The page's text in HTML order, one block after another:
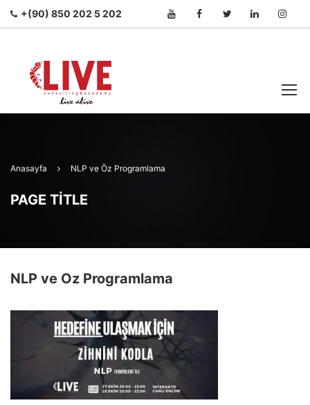
+(90) 850 202 5 202
Anasayfa NLP ve Öz Programlama
PAGE TITLE
NLP ve Öz Programlama